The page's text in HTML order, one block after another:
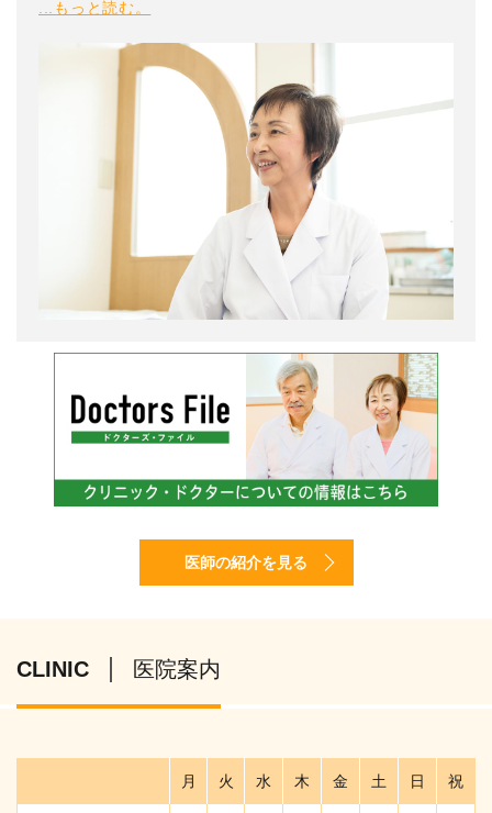
...もっと読む。
医師の紹介を見る
CLINIC 医院案内
月 火 水 木 金 土 日 祝